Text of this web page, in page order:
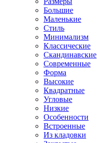
Большие
Маленькие
Стиль
Минимализм
Классические
Скандинавские
Современные
Форма
Высокие
Квадратные
Угловые
Низкие
Особенности
Встроенные
Из кладовки